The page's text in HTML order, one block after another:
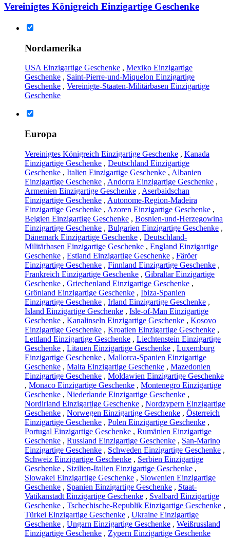
Vereinigtes Königreich Einzigartige Geschenke
Nordamerika
USA Einzigartige Geschenke , Mexiko Einzigartige
Geschenke , Saint-Pierre-und-Miquelon Einzigartige
Geschenke , Vereinigte-Staaten-Militärbasen Einzigartige
Geschenke
Europa
Vereinigtes Königreich Einzigartige Geschenke , Kanada
Einzigartige Geschenke , Deutschland Einzigartige
Geschenke , Italien Einzigartige Geschenke , Albanien
Einzigartige Geschenke , Andorra Einzigartige Geschenke ,
Armenien Einzigartige Geschenke , Aserbaidschan
Einzigartige Geschenke , Autonome-Region-Madeira
Einzigartige Geschenke , Azoren Einzigartige Geschenke ,
Belgien Einzigartige Geschenke , Bosnien-und-Herzegowina
Einzigartige Geschenke , Bulgarien Einzigartige Geschenke ,
Dänemark Einzigartige Geschenke , Deutschland-
Militärbasen Einzigartige Geschenke , England Einzigartige
Geschenke , Estland Einzigartige Geschenke , Färöer
Einzigartige Geschenke , Finnland Einzigartige Geschenke ,
Frankreich Einzigartige Geschenke , Gibraltar Einzigartige
Geschenke , Griechenland Einzigartige Geschenke ,
Grönland Einzigartige Geschenke , Ibiza-Spanien
Einzigartige Geschenke , Irland Einzigartige Geschenke ,
Island Einzigartige Geschenke , Isle-of-Man Einzigartige
Geschenke , Kanalinseln Einzigartige Geschenke , Kosovo
Einzigartige Geschenke , Kroatien Einzigartige Geschenke ,
Lettland Einzigartige Geschenke , Liechtenstein Einzigartige
Geschenke , Litauen Einzigartige Geschenke , Luxemburg
Einzigartige Geschenke , Mallorca-Spanien Einzigartige
Geschenke , Malta Einzigartige Geschenke , Mazedonien
Einzigartige Geschenke , Moldawien Einzigartige Geschenke
, Monaco Einzigartige Geschenke , Montenegro Einzigartige
Geschenke , Niederlande Einzigartige Geschenke ,
Nordirland Einzigartige Geschenke , Nordzypern Einzigartige
Geschenke , Norwegen Einzigartige Geschenke , Österreich
Einzigartige Geschenke , Polen Einzigartige Geschenke ,
Portugal Einzigartige Geschenke , Rumänien Einzigartige
Geschenke , Russland Einzigartige Geschenke , San-Marino
Einzigartige Geschenke , Schweden Einzigartige Geschenke ,
Schweiz Einzigartige Geschenke , Serbien Einzigartige
Geschenke , Sizilien-Italien Einzigartige Geschenke ,
Slowakei Einzigartige Geschenke , Slowenien Einzigartige
Geschenke , Spanien Einzigartige Geschenke , Staat-
Vatikanstadt Einzigartige Geschenke , Svalbard Einzigartige
Geschenke , Tschechische-Republik Einzigartige Geschenke ,
Türkei Einzigartige Geschenke , Ukraine Einzigartige
Geschenke , Ungarn Einzigartige Geschenke , Weißrussland
Einzigartige Geschenke , Zypern Einzigartige Geschenke